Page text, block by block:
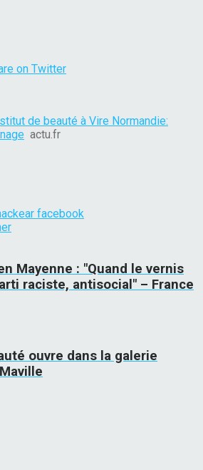
on Twitter
de beauté à Vire Normandie:
actu.fr
facebook
Mayenne : "Quand le vernis
raciste, antisocial" – France
ouvre dans la galerie